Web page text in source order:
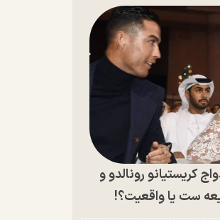
کریستیانو رونالدو و
ست یا واقعیت؟!